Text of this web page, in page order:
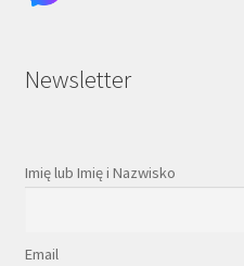
Newsletter
Imię lub Imię i Nazwisko
Email